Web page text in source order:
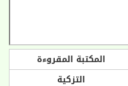
المكتبة المقروءة
التزكية